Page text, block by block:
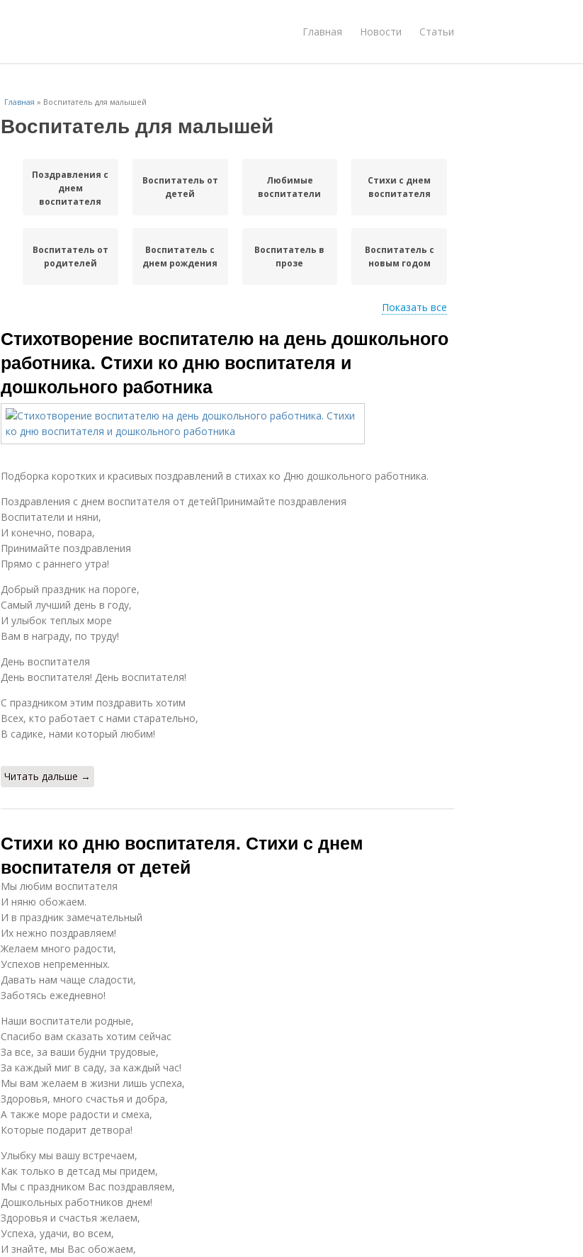
Главная Новости Статьи
Главная » Воспитатель для малышей
Воспитатель для малышей
Поздравления с
днем
воспитателя
Воспитатель от
детей
Любимые
воспитатели
Стихи с днем
воспитателя
Воспитатель от
родителей
Воспитатель с
днем рождения
Воспитатель в
прозе
Воспитатель с
новым годом
детей
Показать все
Стихотворение воспитателю на день дошкольного
работника. Cтихи ко дню воспитателя и
дошкольного работника
Подборка коротких и красивых поздравлений в стихах ко Дню дошкольного работника.
Поздравления с днем воспитателя от детейПринимайте поздравления
Воспитатели и няни,
И конечно, повара,
Принимайте поздравления
Прямо с раннего утра!
Добрый праздник на пороге,
Самый лучший день в году,
И улыбок теплых море
Вам в награду, по труду!
День воспитателя
День воспитателя! День воспитателя!
С праздником этим поздравить хотим
Всех, кто работает с нами старательно,
В садике, нами который любим!
Читать дальше →
Стихи ко дню воспитателя. Стихи с днем
воспитателя от детей
Мы любим воспитателя
И няню обожаем.
И в праздник замечательный
Их нежно поздравляем!
Желаем много радости,
Успехов непременных.
Давать нам чаще сладости,
Заботясь ежедневно!
Наши воспитатели родные,
Спасибо вам сказать хотим сейчас
За все, за ваши будни трудовые,
За каждый миг в саду, за каждый час!
Мы вам желаем в жизни лишь успеха,
Здоровья, много счастья и добра,
А также море радости и смеха,
Которые подарит детвора!
Улыбку мы вашу встречаем,
Как только в детсад мы придем,
Мы с праздником Вас поздравляем,
Дошкольных работников днем!
Здоровья и счастья желаем,
Успеха, удачи, во всем,
И знайте, мы Вас обожаем,